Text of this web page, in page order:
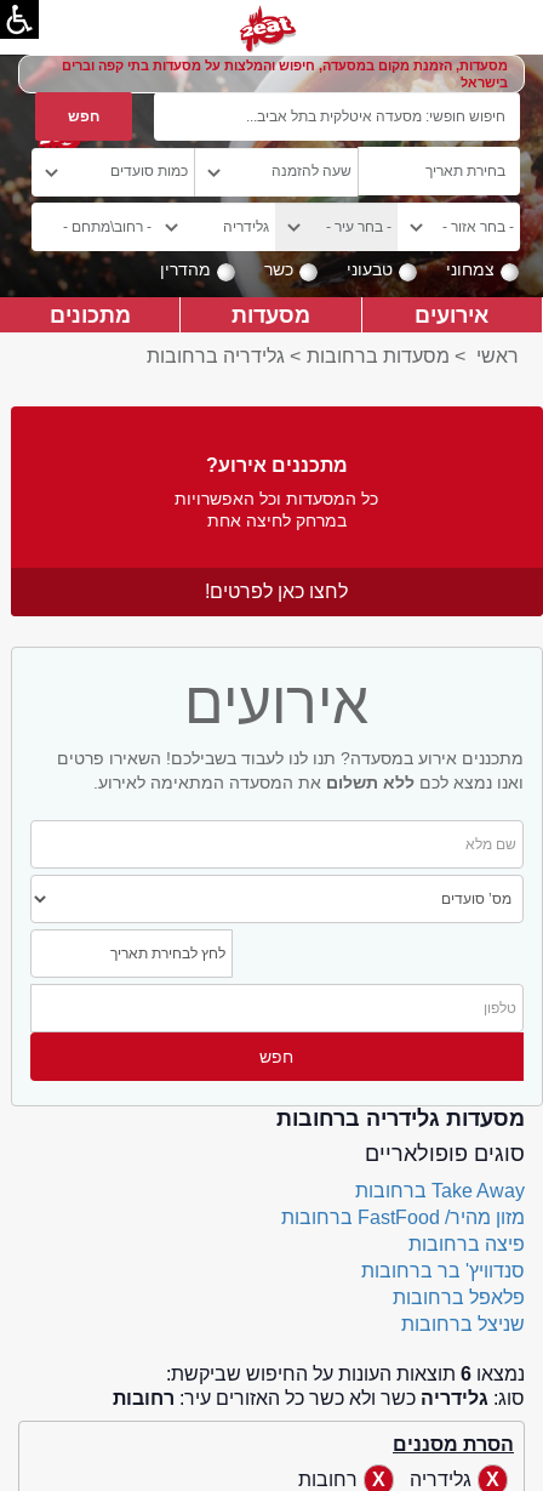
מסעדות, הזמנת מקום במסעדה, חיפוש והמלצות על מסעדות בתי קפה וברים
בישראל
צמחוני טבעוני כשר מהדרין
אירועים מסעדות מתכונים
ראשי > מסעדות ברחובות > גלידריה ברחובות
מתכננים אירוע?
כל המסעדות וכל האפשרויות
במרחק לחיצה אחת
לחצו כאן לפרטים!
אירועים
מתכננים אירוע במסעדה? תנו לנו לעבוד בשבילכם! השאירו פרטים
ואנו נמצא לכם ללא תשלום את המסעדה המתאימה לאירוע.
מסעדות גלידריה ברחובות
סוגים פופולאריים
Take Away ברחובות
מזון מהיר/ FastFood ברחובות
פיצה ברחובות
סנדוויץ' בר ברחובות
פלאפל ברחובות
שניצל ברחובות
נמצאו 6 תוצאות העונות על החיפוש שביקשת:
סוג: גלידריה כשר ולא כשר כל האזורים עיר: רחובות
הסרת מסננים
גלידריה
רחובות